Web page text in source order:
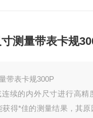
测量带表卡规
带表卡规300P
续的内外尺寸进行高精
得*佳的测量结果，其原